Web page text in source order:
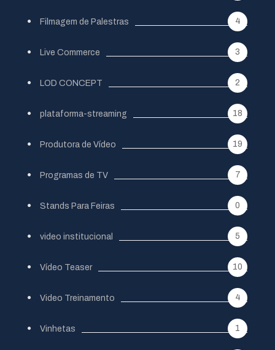
Filmagem de Palestras 4
Live Commerce 3
LOD CONCEPT 2
plataforma-streaming 18
Produtora de Vídeo 19
Programas de TV 7
Stands Para Feiras 0
video institucional 5
Vídeo Teaser 10
Video Treinamento 4
Vinhetas 1